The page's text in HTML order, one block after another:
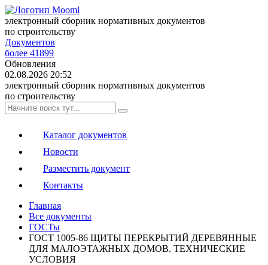
электронный сборник нормативных документов
по строительству
Документов
более 41899
Обновления
02.08.2026 20:52
электронный сборник нормативных документов
по строительству
Каталог документов
Новости
Разместить документ
Контакты
Главная
Все документы
ГОСТы
ГОСТ 1005-86 ЩИТЫ ПЕРЕКРЫТИЙ ДЕРЕВЯННЫЕ
ДЛЯ МАЛОЭТАЖНЫХ ДОМОВ. ТЕХНИЧЕСКИЕ
УСЛОВИЯ